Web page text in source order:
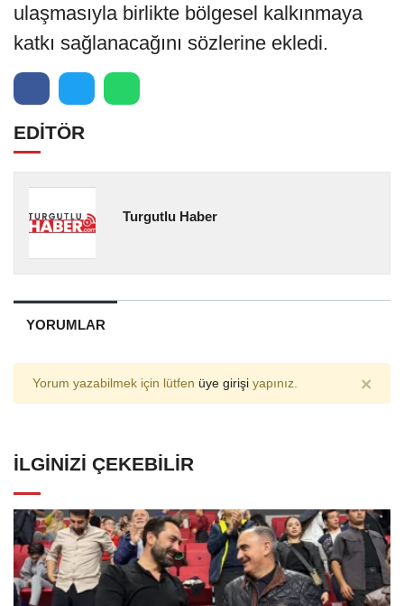
ulaşmasıyla birlikte bölgesel kalkınmaya
katkı sağlanacağını sözlerine ekledi.
EDİTÖR
Turgutlu Haber
YORUMLAR
Yorum yazabilmek için lütfen üye girişi yapınız. ×
İLGINIZI ÇEKEBILIR